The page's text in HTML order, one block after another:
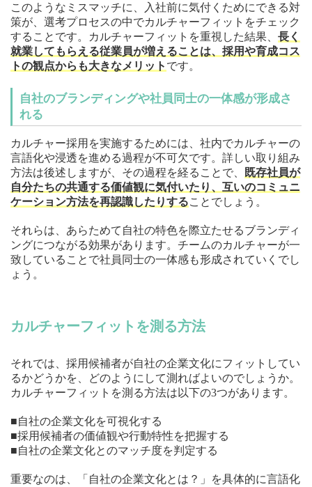
このようなミスマッチに、入社前に気付くためにできる対
策が、選考プロセスの中でカルチャーフィットをチェック
することです。カルチャーフィットを重視した結果、 長く
就業してもらえる従業員が増えることは、採用や育成コス
トの観点からも大きなメリット です。
自社のブランディングや社員同士の一体感が形成さ
れる
カルチャー採用を実施するためには、社内でカルチャーの
言語化や浸透を進める過程が不可欠です。詳しい取り組み
方法は後述しますが、その過程を経ることで、
既存社員が
自分たちの共通する価値観に気付いたり、互いのコミュニ
ケーション方法を再認識したりすることでしょう。
それらは、あらためて自社の特色を際立たせるブランディ
ングにつながる効果があります。チームのカルチャーが一
致していることで社員同士の一体感も形成されていくでし
ょう。
カルチャーフィットを測る方法
それでは、採用候補者が自社の企業文化にフィットしてい
るかどうかを、どのようにして測ればよいのでしょうか。
カルチャーフィットを測る方法は以下の3つがあります。
■自社の企業文化を可視化する
■採用候補者の価値観や行動特性を把握する
■自社の企業文化とのマッチ度を判定する
重要なのは、「自社の企業文化とは？」を具体的に言語化